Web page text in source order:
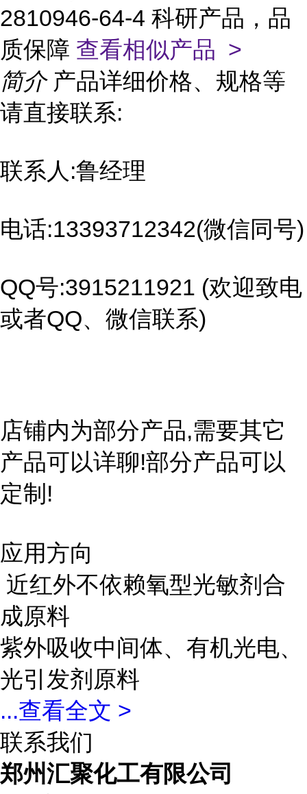
2810946-64-4 科研产品，品
质保障 查看相似产品 >
简介 产品详细价格、规格等
请直接联系:
联系人:鲁经理
电话:13393712342(微信同号)
QQ号:3915211921 (欢迎致电
或者QQ、微信联系)
店铺内为部分产品,需要其它
产品可以详聊!部分产品可以
定制!
应用方向
近红外不依赖氧型光敏剂合
成原料
紫外吸收中间体、有机光电、
光引发剂原料
...查看全文 >
联系我们
郑州汇聚化工有限公司